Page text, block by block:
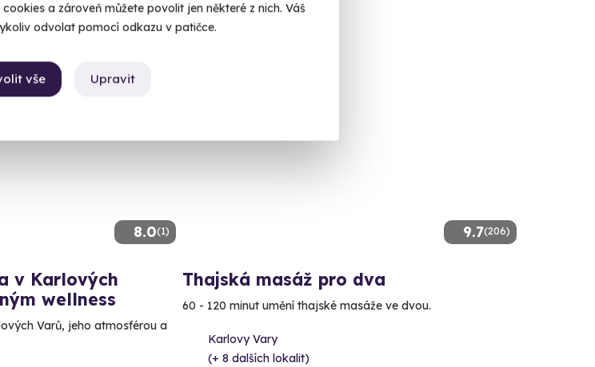
a zároveň můžete povolit jen některé z nich. Váš
odvolat pomocí odkazu v patičce.
Upravit
vše
4 999 Kč
8.0(1)
v Karlových
wellness
Varů, jeho atmosférou a
9.7(206)
Thajská masáž pro dva
60 - 120 minut umění thajské masáže ve dvou.
Karlovy Vary
(+ 8 dalších lokalit)